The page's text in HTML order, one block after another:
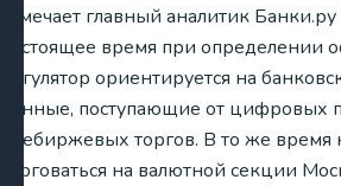
отмечает главный аналитик
настоящее время при определении
регулятор ориентируется на
данные, поступающие от цифровых
внебиржевых торгов. В то же
торговаться на валютной секции